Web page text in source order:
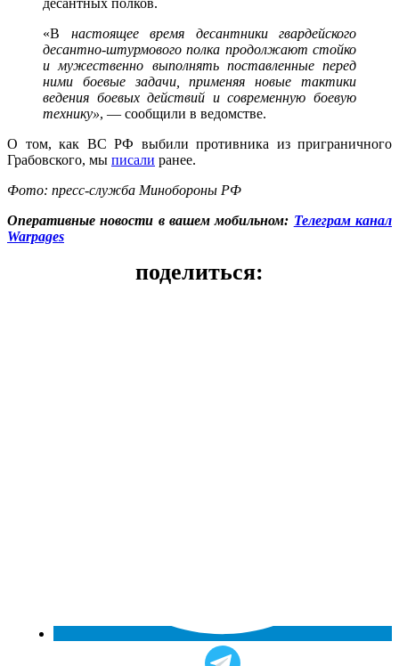
десантных полков.
«В настоящее время десантники гвардейского
десантно-штурмового полка продолжают стойко
и мужественно выполнять поставленные перед
ними боевые задачи, применяя новые тактики
ведения боевых действий и современную боевую
технику», — сообщили в ведомстве.
О том, как ВС РФ выбили противника из приграничного
Грабовского, мы писали ранее.
Фото: пресс-служба Минобороны РФ
Оперативные новости в вашем мобильном: Телеграм канал
Warpages
поделиться: